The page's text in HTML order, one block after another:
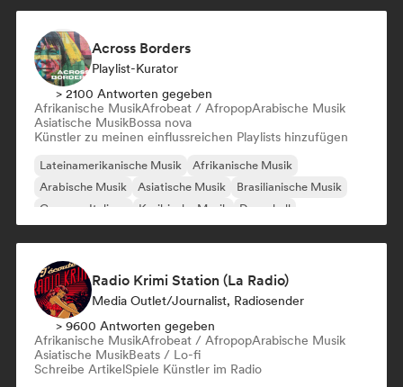
Across Borders
Playlist-Kurator
> 2100 Antworten gegeben
Afrikanische MusikAfrobeat / AfropopArabische Musik
Asiatische MusikBossa nova
Künstler zu meinen einflussreichen Playlists hinzufügen
Lateinamerikanische Musik
Afrikanische Musik
Arabische Musik
Asiatische Musik
Brasilianische Musik
Canzone Italiana
Karibische Musik Dancehall
Radio Krimi Station (La Radio)
Media Outlet/Journalist, Radiosender
> 9600 Antworten gegeben
Afrikanische MusikAfrobeat / AfropopArabische Musik
Asiatische MusikBeats / Lo-fi
Schreibe ArtikelSpiele Künstler im Radio